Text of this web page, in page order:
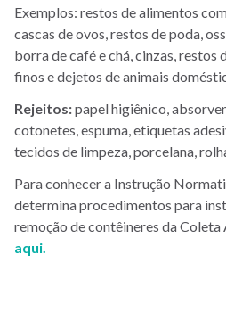
Exemplos: restos de alimentos
cascas de ovos, restos de poda,
borra de café e chá, cinzas, restos
finos e dejetos de animais
Rejeitos:papel higiênico,
cotonetes, espuma, etiquetas
tecidos de limpeza, porcelana,
Para conhecer a Instrução
determina procedimentos para
remoção de contêineres da
aqui.